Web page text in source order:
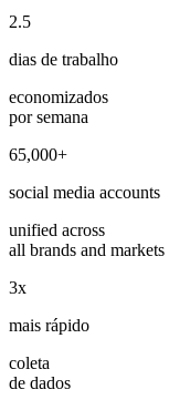
2.5
dias de trabalho
economizados
por semana
65,000+
social media accounts
unified across
all brands and markets
3x
mais rápido
coleta
de dados